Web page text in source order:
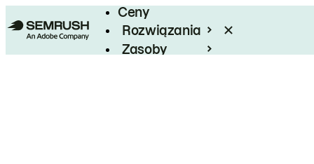
Ceny
Rozwiązania
Zasoby